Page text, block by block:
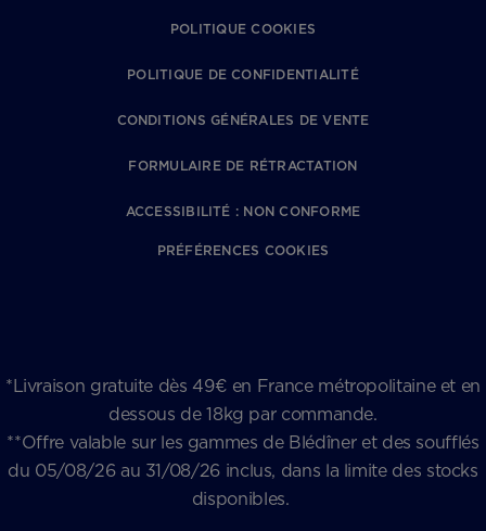
POLITIQUE COOKIES
POLITIQUE DE CONFIDENTIALITÉ
CONDITIONS GÉNÉRALES DE VENTE
FORMULAIRE DE RÉTRACTATION
ACCESSIBILITÉ : NON CONFORME
PRÉFÉRENCES COOKIES
*Livraison gratuite dès 49€ en France métropolitaine et en
dessous de 18kg par commande.
**Offre valable sur les gammes de Blédîner et des soufflés
du 05/08/26 au 31/08/26 inclus, dans la limite des stocks
disponibles.